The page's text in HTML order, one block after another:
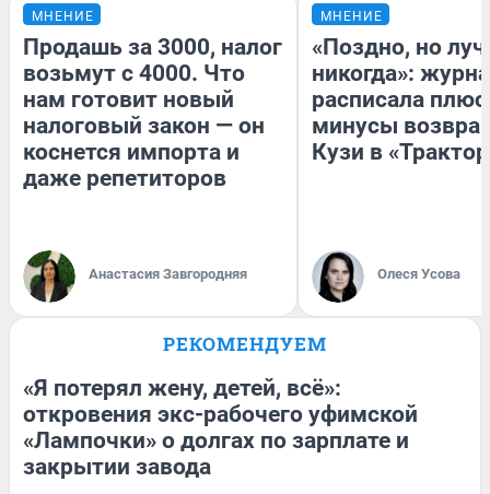
МНЕНИЕ
Продашь за 3000, налог
возьмут с 4000. Что
нам готовит новый
налоговый закон — он
коснется импорта и
даже репетиторов
Анастасия Завгородняя
МНЕНИЕ
«Поздно, но
никогда»:
расписала
минусы
Кузи в
Олеся Усова
РЕКОМЕНДУЕМ
«Я потерял жену, детей, всё»:
откровения экс-рабочего уфимской
«Лампочки» о долгах по зарплате и
закрытии завода